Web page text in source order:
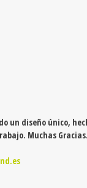
un diseño único,
Muchas Gracias.